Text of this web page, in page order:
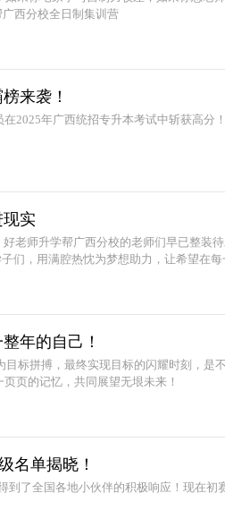
西分校全日制集训营
来袭！
2025年广西统招专升本考试中斩获高分
实
老师升学帮广西分校的老师们早已整装
们，用满腔热忱为梦想助力，让希望在每
年的自己！
标拼搏，最终实现目标的闪耀时刻，是
页的记忆，共同展望无垠未来！
名单揭晓！
到了全国各地小伙伴的积极响应！现在初